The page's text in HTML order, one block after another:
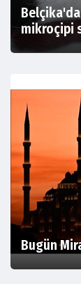
mikroçipi
Bugün